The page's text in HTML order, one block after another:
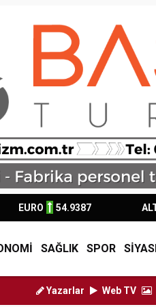
EURO 54.9387
SAĞLIK SPOR
Silivri Belediyesi'nden LGS
Yazarlar Web TV